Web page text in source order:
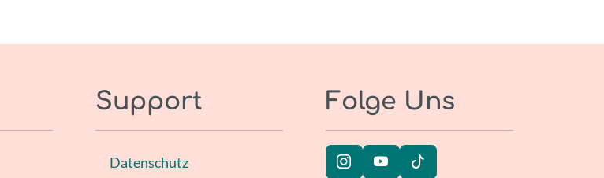
Support
Datenschutz
Folge Uns